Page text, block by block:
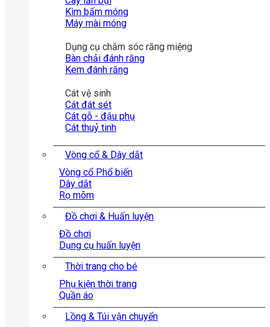
Kìm bấm móng
Máy mài móng
Dụng cụ chăm sóc răng miệng
Bàn chải đánh răng
Kem đánh răng
Cát vệ sinh
Cát đát sét
Cát gỗ - đậu phụ
Cát thuỷ tinh
Vòng cổ & Dây dắt
Vòng cổ
Dây dắt
Rọ mõm
Đồ chơi & Huấn luyện
Đồ chơi
Dụng cụ huấn luyện
Thời trang cho bé
Phụ kiện thời trang
Quần áo
Lồng & Túi vận chuyển